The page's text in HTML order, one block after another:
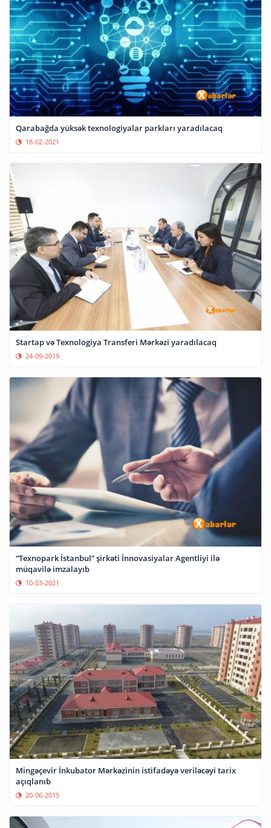
Qarabağda yüksək texnologiyalar parkları yaradılacaq
18-02-2021
Startap və Texnologiya Transferi Mərkəzi yaradılacaq
24-09-2019
“Texnopark İstanbul” şirkəti İnnovasiyalar Agentliyi ilə
müqavilə imzalayıb
10-03-2021
Mingəçevir İnkubator Mərkəzinin istifadəyə veriləcəyi tarix
açıqlanıb
20-06-2015